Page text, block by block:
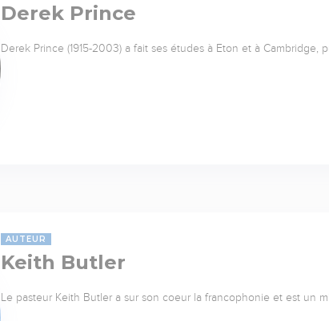
Derek Prince
Derek Prince (1915-2003) a fait ses études à Eton et à Cambridge,
AUTEUR
Keith Butler
Le pasteur Keith Butler a sur son coeur la francophonie et est un